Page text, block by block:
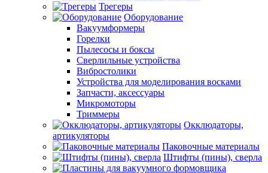
Трегеры
Оборудование
Вакуумформеры
Горелки
Пылесосы и боксы
Сверлильные устройства
Вибростолики
Устройства для моделирования восками
Запчасти, аксессуары
Микромоторы
Триммеры
Окклюдаторы,
артикуляторы
Паковочные материалы
Штифты (пины), сверла